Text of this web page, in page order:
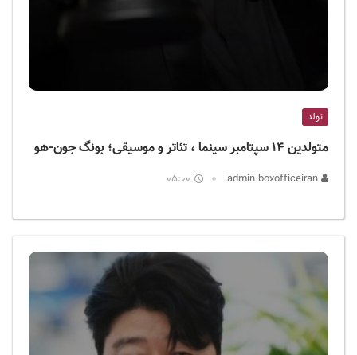
تولد
متولدین ۱۴ سپتامبر سینما ، تئاتر و موسیقی؛ بونگ جون-هو
05:00